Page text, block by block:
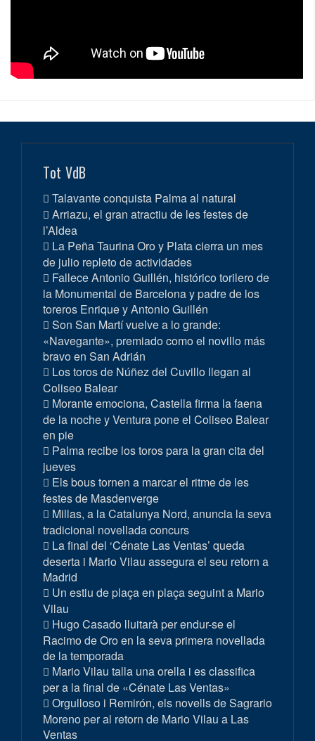
Tot VdB
Talavante conquista Palma al natural
Arriazu, el gran atractiu de les festes de
l’Aldea
La Peña Taurina Oro y Plata cierra un mes
de julio repleto de actividades
Fallece Antonio Guillén, histórico torilero de
la Monumental de Barcelona y padre de los
toreros Enrique y Antonio Guillén
Son San Martí vuelve a lo grande:
«Navegante», premiado como el novillo más
bravo en San Adrián
Los toros de Núñez del Cuvillo llegan al
Coliseo Balear
Morante emociona, Castella firma la faena
de la noche y Ventura pone el Coliseo Balear
en pie
Palma recibe los toros para la gran cita del
jueves
Els bous tornen a marcar el ritme de les
festes de Masdenverge
Millas, a la Catalunya Nord, anuncia la seva
tradicional novellada concurs
La final del ‘Cénate Las Ventas’ queda
deserta i Mario Vilau assegura el seu retorn a
Madrid
Un estiu de plaça en plaça seguint a Mario
Vilau
Hugo Casado lluitarà per endur-se el
Racimo de Oro en la seva primera novellada
de la temporada
Mario Vilau talla una orella i es classifica
per a la final de «Cénate Las Ventas»
Orgulloso i Remirón, els novells de Sagrario
Moreno per al retorn de Mario Vilau a Las
Ventas